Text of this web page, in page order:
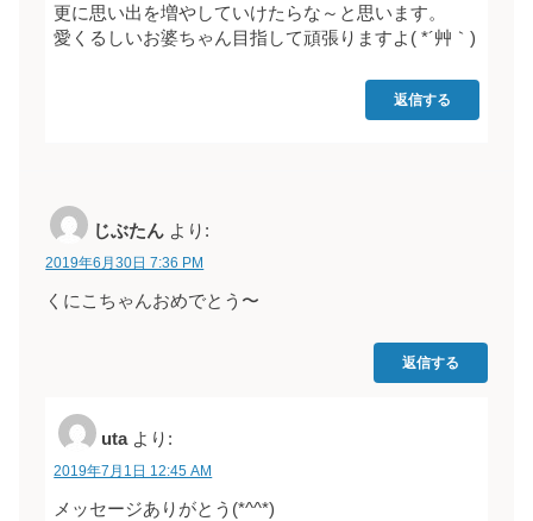
更に思い出を増やしていけたらな～と思います。
愛くるしいお婆ちゃん目指して頑張りますよ( *´艸｀)
返信する
じぶたん より:
2019年6月30日 7:36 PM
くにこちゃんおめでとう〜️
返信する
uta より:
2019年7月1日 12:45 AM
メッセージありがとう(*^^*)